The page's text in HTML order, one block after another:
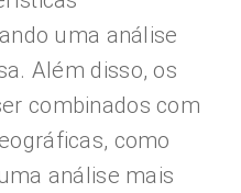
uma análise
Além disso, os
combinados com
como
análise mais